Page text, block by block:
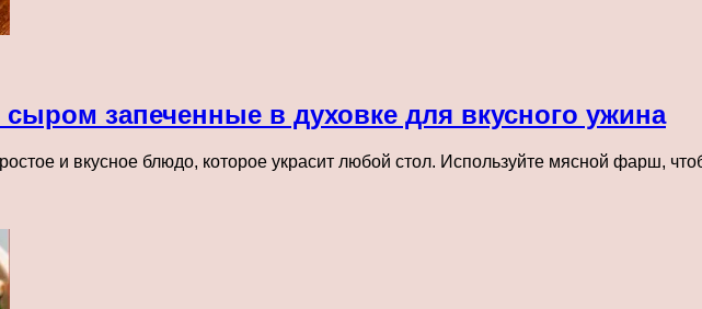
запеченные в духовке для вкусного ужина
и вкусное блюдо, которое украсит любой стол. Используйте мясной фарш,